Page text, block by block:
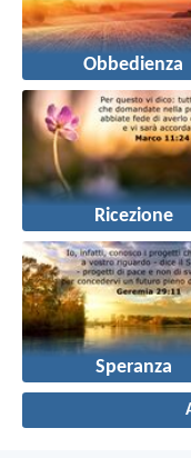
Obbedienza
Ricezione
Speranza